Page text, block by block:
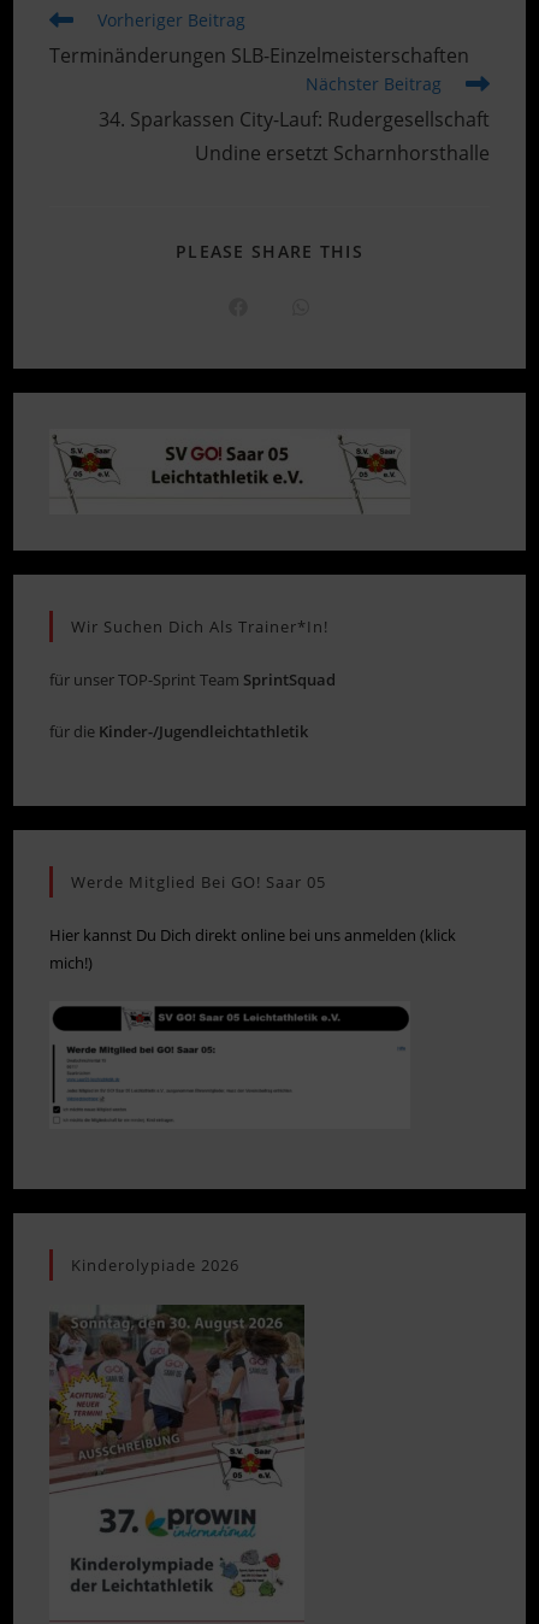
Weitere
ansehen
Vorheriger Beitrag
Terminänderungen SLB-Einzelmeisterschaften
Nächster Beitrag
34. Sparkassen City-Lauf: Rudergesellschaft
Undine ersetzt Scharnhorsthalle
PLEASE SHARE THIS
neuen neuen
Wir Suchen Dich Als Trainer*in!
für unser TOP-Sprint Team SprintSquad
für die Kinder-/Jugendleichtathletik
Werde Mitglied Bei GO! Saar 05
Hier kannst Du Dich direkt online bei uns anmelden (klick
mich!)
Kinderolypiade 2026